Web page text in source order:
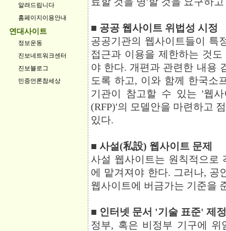
알려드립니다
홈페이지이용안내
연대사이트
정보운동
진보네트워크센터
진보블로그
민중언론참세상
■ 공공 웹사이트 위법성 시정
공공기관의 웹사이트들이 특
접근과 이용을 제한하는 것
야 한다. 개편과 관련한 내용
도록 하고, 이와 함께 한국소
기관이 참고할 수 있는 '웹
(RFP)'의 모델안을 마련하고
있다.
■ 사설(私設) 웹사이트 문제
사설 웹사이트는 원칙적으로
에 맡겨져야 한다. 그러나, 공
웹사이트에 버금가는 기준을
■ 인터넷 문서 '기술 표준' 제정
정부, 혹은 비정부 기구에 위